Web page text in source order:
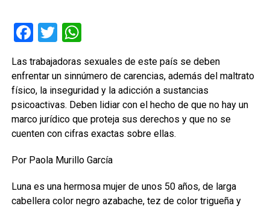
Facebook
TwitterWhatsApp
Las trabajadoras sexuales de este país se deben
enfrentar un sinnúmero de carencias, además del maltrato
físico, la inseguridad y la adicción a sustancias
psicoactivas. Deben lidiar con el hecho de que no hay un
marco jurídico que proteja sus derechos y que no se
cuenten con cifras exactas sobre ellas.
Por Paola Murillo García
Luna es una hermosa mujer de unos 50 años, de larga
cabellera color negro azabache, tez de color trigueña y